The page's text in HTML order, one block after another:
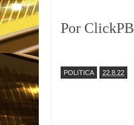
Por ClickPB
POLITICA 22.8.22